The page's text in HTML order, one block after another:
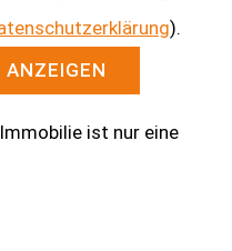
).
ANZEIGEN
ist nur eine